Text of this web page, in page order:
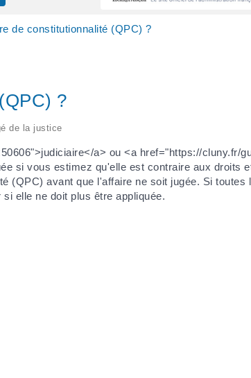
de constitutionnalité (QPC) ?
?
de la justice
a> ou <a href="https://cluny.fr/
si vous estimez qu'elle est contraire aux droits
(QPC) avant que l'affaire ne soit jugée. Si toutes
elle ne doit plus être appliquée.